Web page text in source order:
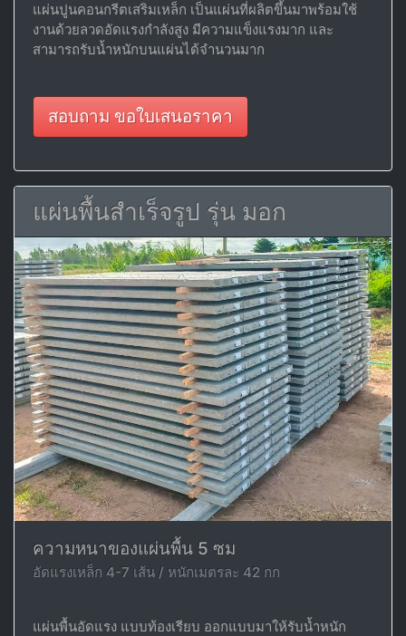
แผ่นปูนคอนกรีตเสริมเหล็ก เป็นแผ่นที่ผลิตขึ้นมาพร้อมใช้
งานด้วยลวดอัดแรงกำลังสูง มีความแข็งแรงมาก และ
สามารถรับน้ำหนักบนแผ่นได้จำนวนมาก
สอบถาม ขอใบเสนอราคา
แผ่นพื้นสำเร็จรูป รุ่น มอก
ความหนาของแผ่นพื้น 5 ซม
อัดแรงเหล็ก 4-7 เส้น / หนักเมตรละ 42 กก
แผ่นพื้นอัดแรง แบบท้องเรียบ ออกแบบมาให้รับน้ำหนัก